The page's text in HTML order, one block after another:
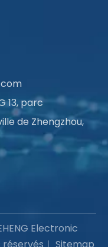
13, parc
de Zhengzhou,
Electronic